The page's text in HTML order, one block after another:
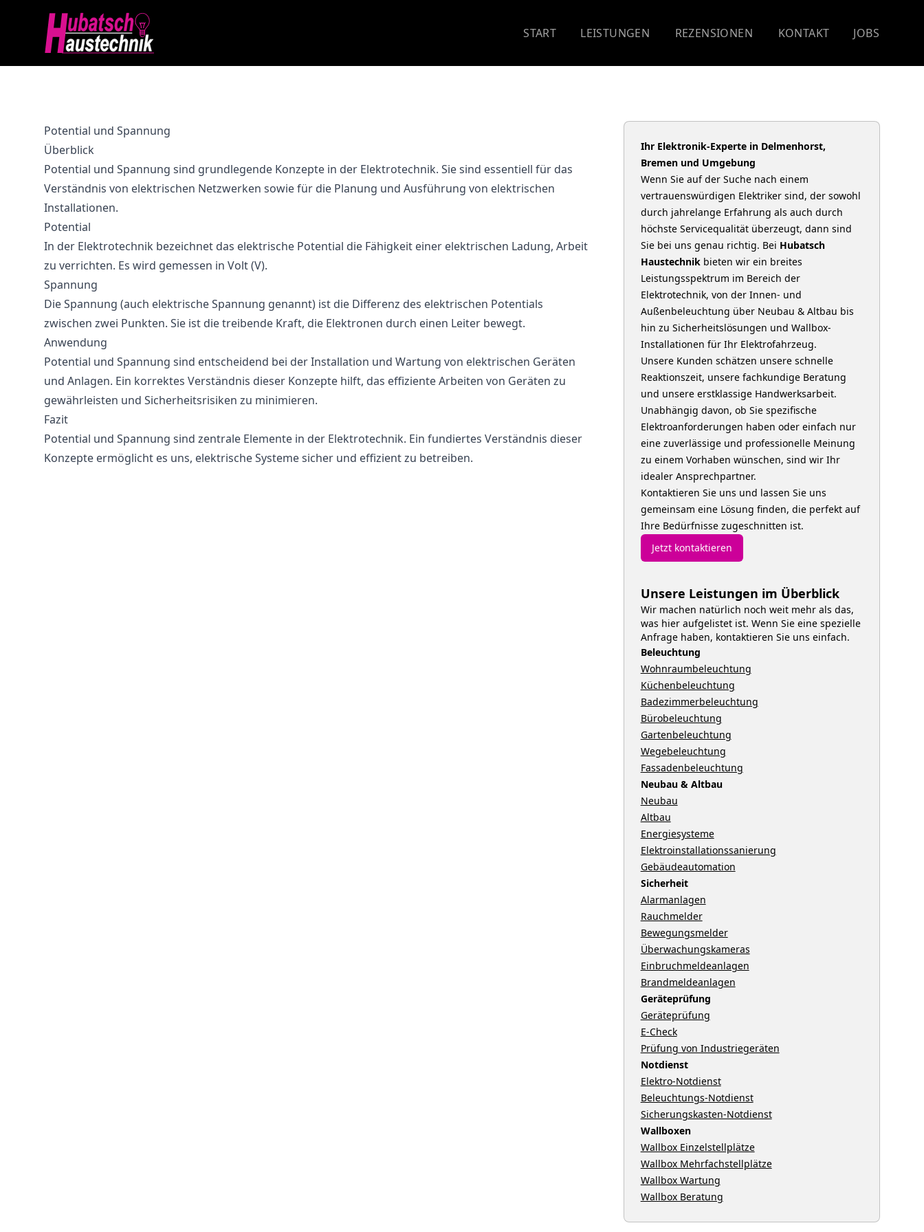
START LEISTUNGEN REZENSIONEN KONTAKT JOBS
Potential und Spannung
Überblick
Potential und Spannung sind grundlegende Konzepte in der Elektrotechnik. Sie sind essentiell für das
Verständnis von elektrischen Netzwerken sowie für die Planung und Ausführung von elektrischen
Installationen.
Potential
In der Elektrotechnik bezeichnet das elektrische Potential die Fähigkeit einer elektrischen Ladung, Arbeit
zu verrichten. Es wird gemessen in Volt (V).
Spannung
Die Spannung (auch elektrische Spannung genannt) ist die Differenz des elektrischen Potentials
zwischen zwei Punkten. Sie ist die treibende Kraft, die Elektronen durch einen Leiter bewegt.
Anwendung
Potential und Spannung sind entscheidend bei der Installation und Wartung von elektrischen Geräten
und Anlagen. Ein korrektes Verständnis dieser Konzepte hilft, das effiziente Arbeiten von Geräten zu
gewährleisten und Sicherheitsrisiken zu minimieren.
Fazit
Potential und Spannung sind zentrale Elemente in der Elektrotechnik. Ein fundiertes Verständnis dieser
Konzepte ermöglicht es uns, elektrische Systeme sicher und effizient zu betreiben.
Ihr Elektronik-Experte in Delmenhorst,
Bremen und Umgebung
Wenn Sie auf der Suche nach einem
vertrauenswürdigen Elektriker sind, der sowohl
durch jahrelange Erfahrung als auch durch
höchste Servicequalität überzeugt, dann sind
Sie bei uns genau richtig. Bei Hubatsch
Haustechnikbieten wir ein breites
Leistungsspektrum im Bereich der
Elektrotechnik, von der Innen- und
Außenbeleuchtung über Neubau & Altbau bis
hin zu Sicherheitslösungen und Wallbox-
Installationen für Ihr Elektrofahrzeug.
Unsere Kunden schätzen unsere schnelle
Reaktionszeit, unsere fachkundige Beratung
und unsere erstklassige Handwerksarbeit.
Unabhängig davon, ob Sie spezifische
Elektroanforderungen haben oder einfach nur
eine zuverlässige und professionelle Meinung
zu einem Vorhaben wünschen, sind wir Ihr
idealer Ansprechpartner.
Kontaktieren Sie uns und lassen Sie uns
gemeinsam eine Lösung finden, die perfekt auf
Ihre Bedürfnisse zugeschnitten ist.
Jetzt kontaktieren
Unsere Leistungen im Überblick
Wir machen natürlich noch weit mehr als das,
was hier aufgelistet ist. Wenn Sie eine spezielle
Anfrage haben, kontaktieren Sie uns einfach.
Beleuchtung
Wohnraumbeleuchtung
Küchenbeleuchtung
Badezimmerbeleuchtung
Bürobeleuchtung
Gartenbeleuchtung
Wegebeleuchtung
Fassadenbeleuchtung
Neubau & Altbau
Neubau
Altbau
Energiesysteme
Elektroinstallationssanierung
Gebäudeautomation
Sicherheit
Alarmanlagen
Rauchmelder
Bewegungsmelder
Überwachungskameras
Einbruchmeldeanlagen
Brandmeldeanlagen
Geräteprüfung
Geräteprüfung
E-Check
Prüfung von Industriegeräten
Notdienst
Elektro-Notdienst
Beleuchtungs-Notdienst
Sicherungskasten-Notdienst
Wallboxen
Wallbox Einzelstellplätze
Wallbox Mehrfachstellplätze
Wallbox Wartung
Wallbox Beratung